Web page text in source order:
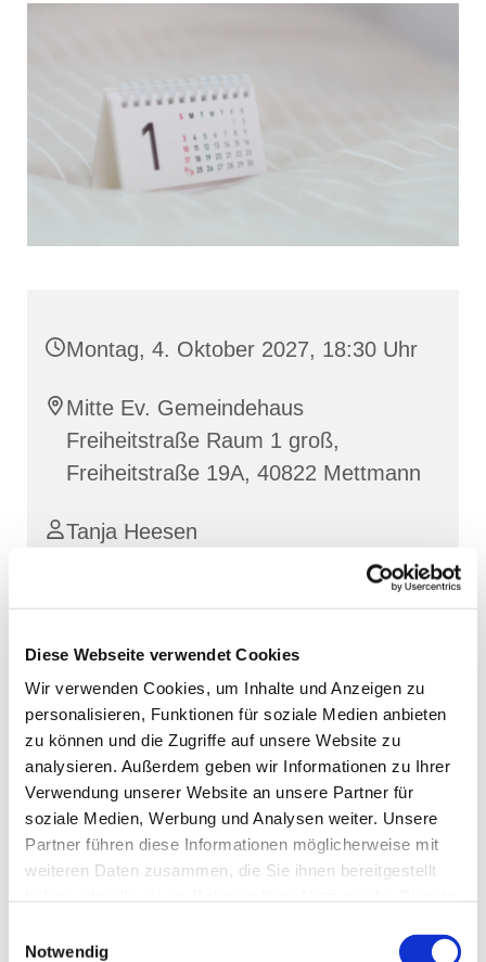
Diese Webseite verwendet Cookies
Wir verwenden Cookies, um Inhalte und Anzeigen zu
personalisieren, Funktionen für soziale Medien anbieten
zu können und die Zugriffe auf unsere Website zu
analysieren. Außerdem geben wir Informationen zu Ihrer
Verwendung unserer Website an unsere Partner für
soziale Medien, Werbung und Analysen weiter. Unsere
Partner führen diese Informationen möglicherweise mit
weiteren Daten zusammen, die Sie ihnen bereitgestellt
Notwendig
Montag, 4. Oktober 2027, 18:30 Uhr
Mitte Ev. Gemeindehaus
Freiheitstraße Raum 1 groß,
Freiheitstraße 19A, 40822 Mettmann
Tanja Heesen